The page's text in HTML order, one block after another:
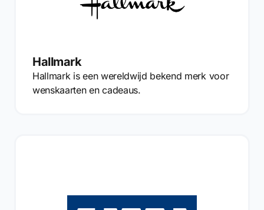
Hallmark
Hallmark is een wereldwijd bekend merk voor
wenskaarten en cadeaus.